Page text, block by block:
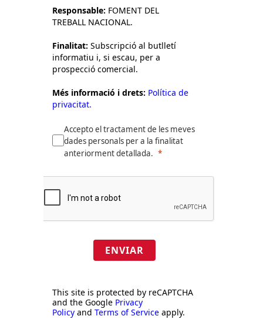
Responsable: FOMENT DEL
TREBALL NACIONAL.
Finalitat: Subscripció al butlletí
informatiu i, si escau, per a
prospecció comercial.
Més informació i drets: Política de
privacitat.
Accepto el tractament de les meves
dades personals per a la finalitat
anteriorment detallada.
ENVIAR
This site is protected by reCAPTCHA
and the Google Privacy
Policy and Terms of Service apply.